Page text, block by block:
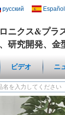
ニクス&プラ
研究開発、
русский Español
ビデオ ニ